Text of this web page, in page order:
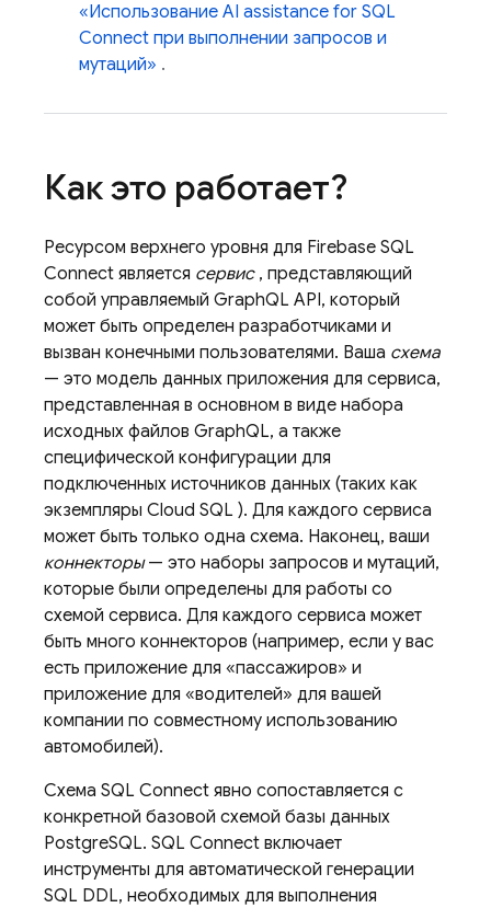
«Использование AI assistance for SQL
Connect при выполнении запросов и
мутаций» .
Как это работает?
Ресурсом верхнего уровня для Firebase SQL
Connect является сервис, представляющий
собой управляемый GraphQL API, который
может быть определен разработчиками и
вызван конечными пользователями. Ваша схема
— это модель данных приложения для сервиса,
представленная в основном в виде набора
исходных файлов GraphQL, а также
специфической конфигурации для
подключенных источников данных (таких как
экземпляры Cloud SQL ). Для каждого сервиса
может быть только одна схема. Наконец, ваши
коннекторы— это наборы запросов и мутаций,
которые были определены для работы со
схемой сервиса. Для каждого сервиса может
быть много коннекторов (например, если у вас
есть приложение для «пассажиров» и
приложение для «водителей» для вашей
компании по совместному использованию
автомобилей).
Схема SQL Connect явно сопоставляется с
конкретной базовой схемой базы данных
PostgreSQL. SQL Connect включает
инструменты для автоматической генерации
SQL DDL, необходимых для выполнения